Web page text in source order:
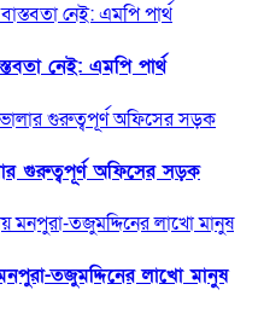
নেই: এমপি পার্থ
গুরুত্বপূর্ণ অফিসের সড়ক
তজুমদ্দিনের লাখো মানুষ